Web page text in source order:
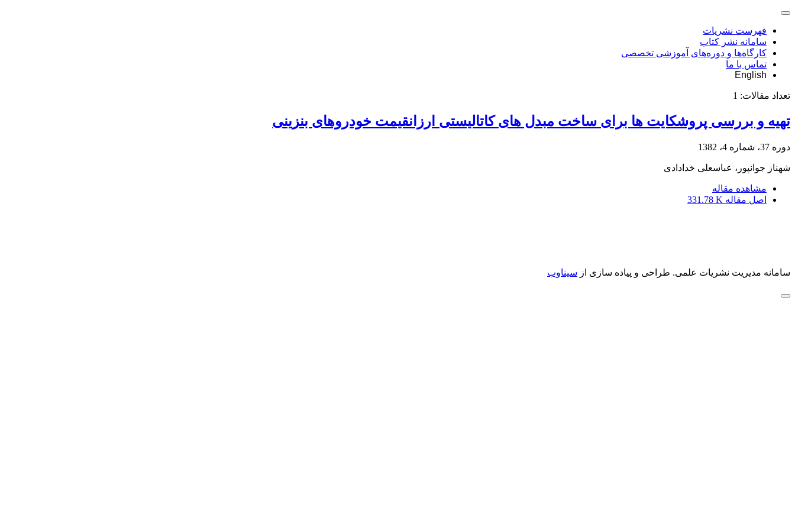
فهرست نشریات
سامانه نشر کتاب
کارگاه‌ها و دوره‌های آموزشی تخصصی
تماس با ما
English
تعداد مقالات: 1
تهیه و بررسی پروشکایت ها برای ساخت مبدل های کاتالیستی ارزانقیمت خودروهای بنزینی
دوره 37، شماره 4، 1382
شهناز جوانپور، عباسعلی خدادادی
مشاهده مقاله
اصل مقاله 331.78 K
سامانه مدیریت نشریات علمی. طراحی و پیاده سازی از سیناوب